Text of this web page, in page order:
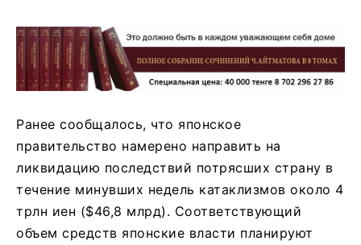
Ранее сообщалось, что японское
правительство намерено направить на
ликвидацию последствий потрясших страну в
течение минувших недель катаклизмов около 4
трлн иен ($46,8 млрд). Соответствующий
объем средств японские власти планируют